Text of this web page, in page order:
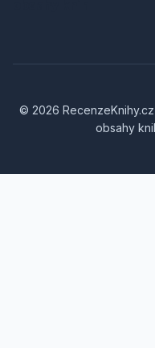
© 2026
obsahy